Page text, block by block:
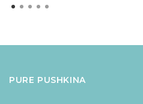
PURE PUSHKINA